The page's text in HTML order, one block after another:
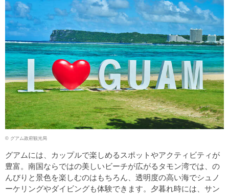
© グアム政府観光局
グアムには、カップルで楽しめるスポットやアクティビティが
豊富。南国ならではの美しいビーチが広がるタモン湾では、の
んびりと景色を楽しむのはもちろん、透明度の高い海でシュノ
ーケリングやダイビングも体験できます。夕暮れ時には、サン